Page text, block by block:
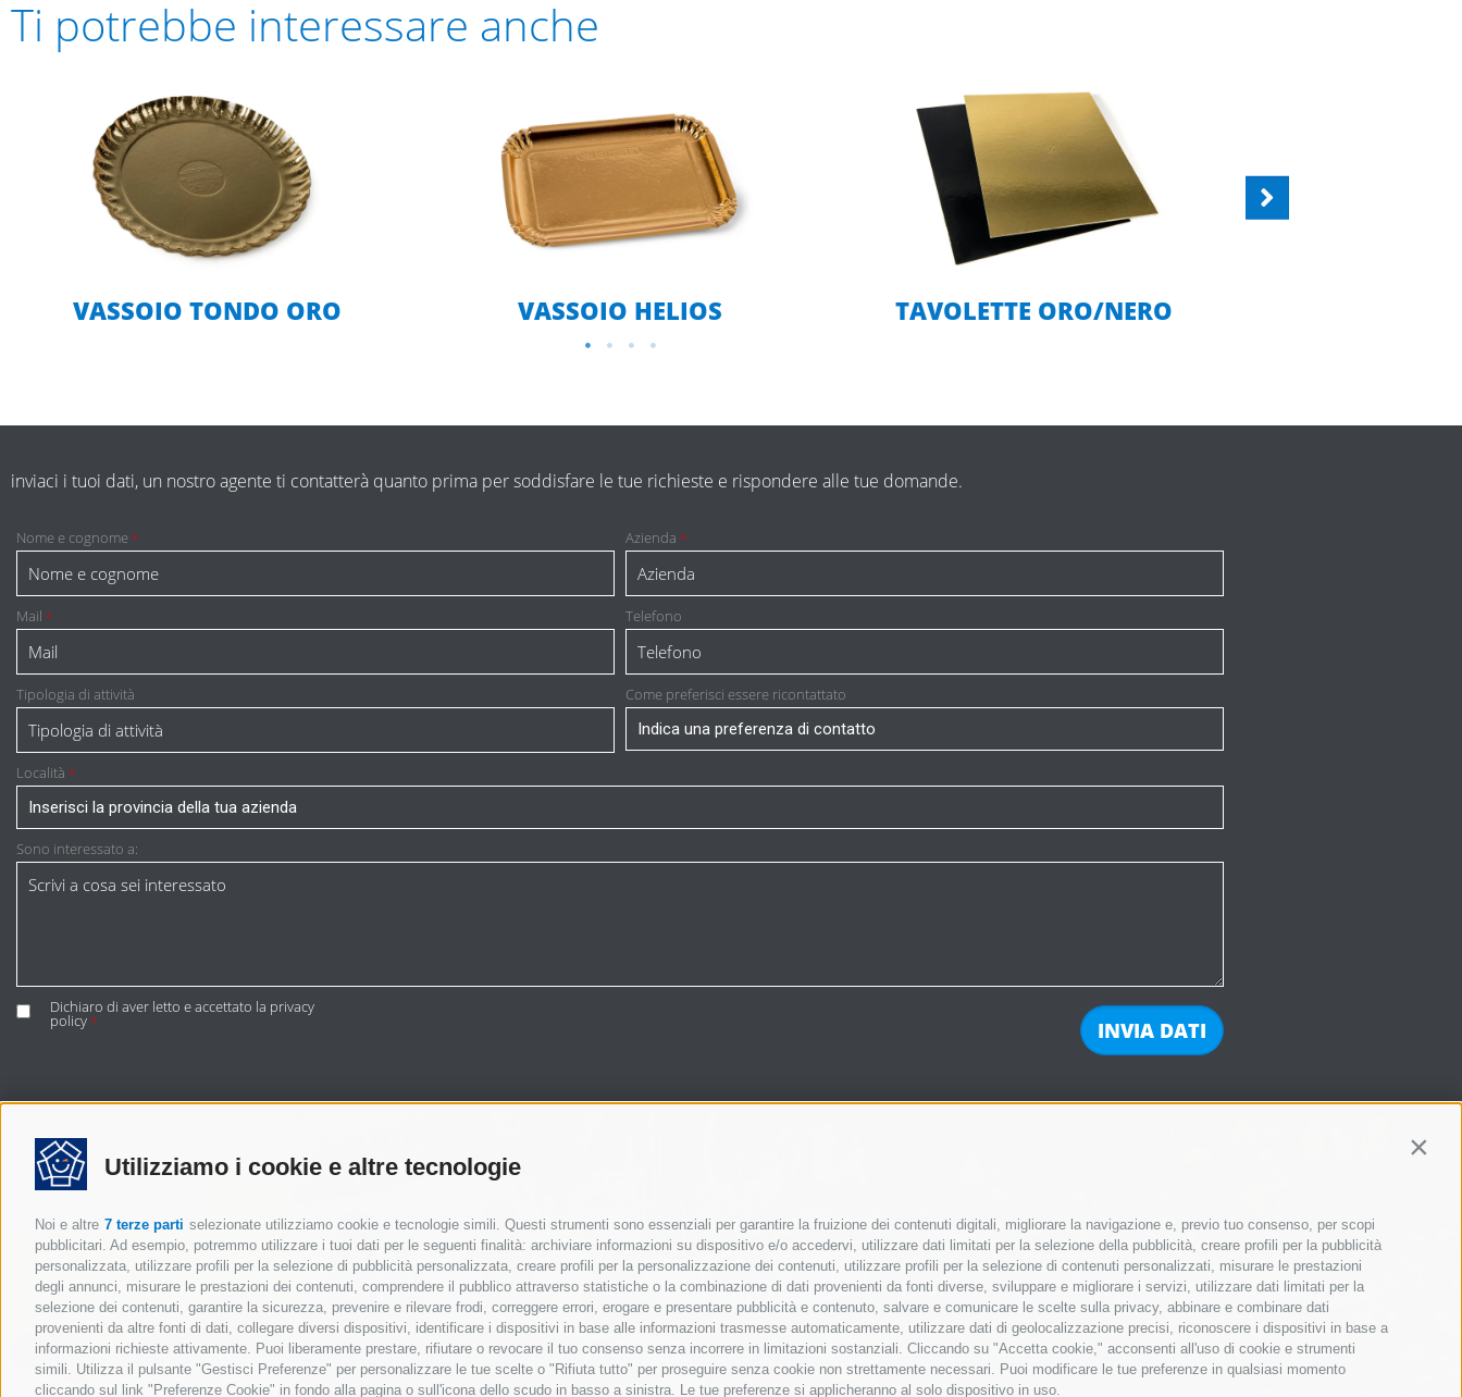
Utilizziamo i cookie e altre tecnologie
Noi e altre 7 terze parti selezionate utilizziamo cookie e tecnologie simili. Questi strumenti sono essenziali per garantire la fruizione dei contenuti digitali, migliorare la navigazione e, previo tuo consenso, per scopi
pubblicitari. Ad esempio, potremmo utilizzare i tuoi dati per le seguenti finalità: archiviare informazioni su dispositivo e/o accedervi, utilizzare dati limitati per la selezione della pubblicità, creare profili per la pubblicità
personalizzata, utilizzare profili per la selezione di pubblicità personalizzata, creare profili per la personalizzazione dei contenuti, utilizzare profili per la selezione di contenuti personalizzati, misurare le prestazioni
degli annunci, misurare le prestazioni dei contenuti, comprendere il pubblico attraverso statistiche o la combinazione di dati provenienti da fonti diverse, sviluppare e migliorare i servizi, utilizzare dati limitati per la
selezione dei contenuti, garantire la sicurezza, prevenire e rilevare frodi, correggere errori, erogare e presentare pubblicità e contenuto, salvare e comunicare le scelte sulla privacy, abbinare e combinare dati
provenienti da altre fonti di dati, collegare diversi dispositivi, identificare i dispositivi in base alle informazioni trasmesse automaticamente, utilizzare dati di geolocalizzazione precisi, riconoscere i dispositivi in base a
informazioni richieste attivamente. Puoi liberamente prestare, rifiutare o revocare il tuo consenso senza incorrere in limitazioni sostanziali. Cliccando su "Accetta cookie," acconsenti all'uso di cookie e strumenti
simili. Utilizza il pulsante "Gestisci Preferenze" per personalizzare le tue scelte o "Rifiuta tutto" per proseguire senza cookie non strettamente necessari. Puoi modificare le tue preferenze in qualsiasi momento
cliccando sul link "Preferenze Cookie" in fondo alla pagina o sull'icona dello scudo in basso a sinistra. Le tue preferenze si applicheranno al solo dispositivo in uso.
Ti potrebbe interessare anche
VASSOIO TONDO ORO VASSOIO HELIOS TAVOLETTE ORO/NERO
inviaci i tuoi dati, un nostro agente ti contatterà quanto prima per soddisfare le tue richieste e rispondere alle tue domande.
Nome e cognome * Azienda *
Mail * Telefono
Tipologia di attività Come preferisci essere ricontattato
Località *
Sono interessato a:
Dichiaro di aver letto e accettato la privacy
policy *
IMBALLAGGI
INDUSTRIALI
HOTEL RISTORAZIONE BAR ORTOFRUTTA